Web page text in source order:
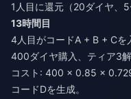
1人目に還元（20ダイヤ、5
13時間目
4人目がコードA + B + Cを
400ダイヤ購入、ティア3解
コスト: 400 × 0.85 ×
コードDを生成。